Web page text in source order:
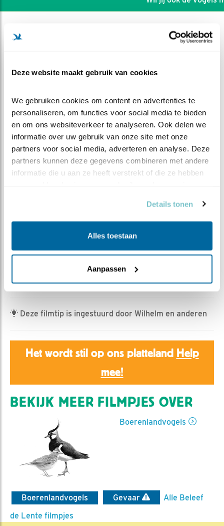
Deze website maakt gebruik van cookies
We gebruiken cookies om content en advertenties te
personaliseren, om functies voor social media te bieden
en om ons websiteverkeer te analyseren. Ook delen we
informatie over uw gebruik van onze site met onze
partners voor social media, adverteren en analyse. Deze
partners kunnen deze gegevens combineren met andere
informatie die u aan ze heeft verstrekt of die ze hebben
Details tonen
Alles toestaan
Aanpassen
DEEL DIT FILMPJE
Bonnie | Geplaatst op 20 mei 2024, 23:30 |
Bewaar dit filmpje|
354x
Het ziet er niet goed uit voor onze scholeksters. Er zijn
twee kauwen langsgekomen die niet bepaald
zachtaardig met de eieren omgingen...
Deze filmtip is ingestuurd door Wilhelm en anderen
Het wordt stil op ons platteland Help
mee!
BEKIJK MEER FILMPJES OVER
Boerenlandvogels
Boerenlandvogels Gevaar
Alle Beleef
de Lente filmpjes